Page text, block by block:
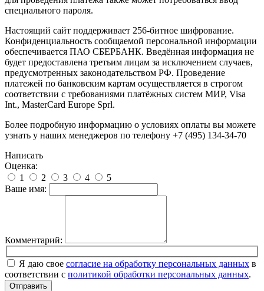
специального пароля.
Настоящий сайт поддерживает 256-битное шифрование.
Конфиденциальность сообщаемой персональной информации
обеспечивается ПАО СБЕРБАНК. Введённая информация не
будет предоставлена третьим лицам за исключением случаев,
предусмотренных законодательством РФ. Проведение
платежей по банковским картам осуществляется в строгом
соответствии с требованиями платёжных систем МИР, Visa
Int., MasterCard Europe Sprl.
Более подробную информацию о условиях оплаты вы можете
узнать у наших менеджеров по телефону +7 (495) 134-34-70
Написать
Оценка:
1
2 3 4
5
Ваше имя:
Комментарий:
Я даю свое согласие на обработку персональных данных в
соответствии с политикой обработки персональных данных.
Отправить